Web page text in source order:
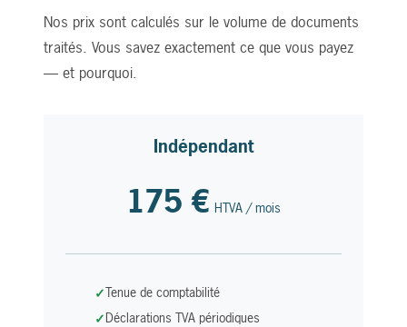
Nos prix sont calculés sur le volume de documents
traités. Vous savez exactement ce que vous payez
— et pourquoi.
Indépendant
175 € HTVA / mois
Tenue de comptabilité
Déclarations TVA périodiques